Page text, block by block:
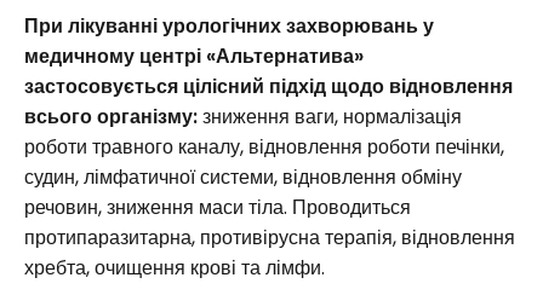
При лікуванні урологічних захворювань у
медичному центрі «Альтернатива»
застосовується цілісний підхід щодо відновлення
всього організму:зниження ваги, нормалізація
роботи травного каналу, відновлення роботи печінки,
судин, лімфатичної системи, відновлення обміну
речовин, зниження маси тіла. Проводиться
протипаразитарна, противірусна терапія, відновлення
хребта, очищення крові та лімфи.